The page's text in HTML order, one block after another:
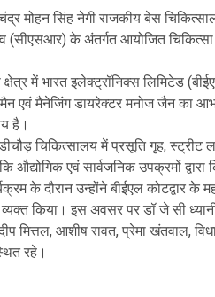
मोहन सिंह नेगी राजकीय बेस
(सीएसआर) के अंतर्गत आयोजित
में भारत इलेक्ट्रॉनिक्स लिमिटेड (बीईएल)
एवं मैनेजिंग डायरेक्टर मनोज जैन का
है।
झंडीचौड़ चिकित्सालय में प्रसूति गृह,
औद्योगिक एवं सार्वजनिक उपक्रमों द्वारा
के दौरान उन्होंने बीईएल कोटद्वार के
किया। इस अवसर पर डॉ जे सी
मित्तल, आशीष रावत, प्रेमा खंतवाल,
रहे।